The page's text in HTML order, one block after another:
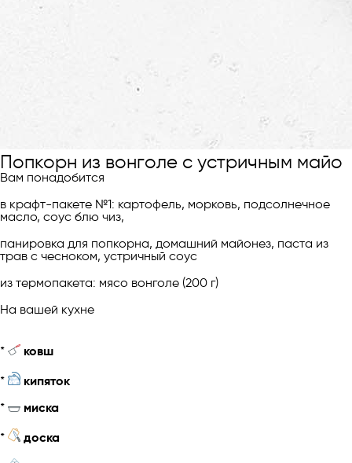
Попкорн из вонголе с устричным майо
Вам понадобится
в крафт-пакете №1: картофель, морковь, подсолнечное
масло, соус блю чиз,
панировка для попкорна, домашний майонез, паста из
трав с чесноком, устричный соус
из термопакета: мясо вонголе (200 г)
На вашей кухне
* ковш
*
кипяток
*
миска
*
доска